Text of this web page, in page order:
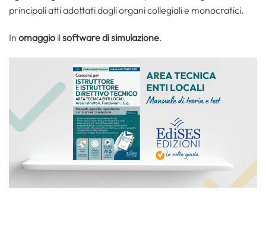
principali atti adottati dagli organi collegiali e monocratici.
In omaggio ilsoftware di simulazione.